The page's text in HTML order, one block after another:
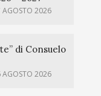
AGOSTO 2026
di Consuelo
AGOSTO 2026